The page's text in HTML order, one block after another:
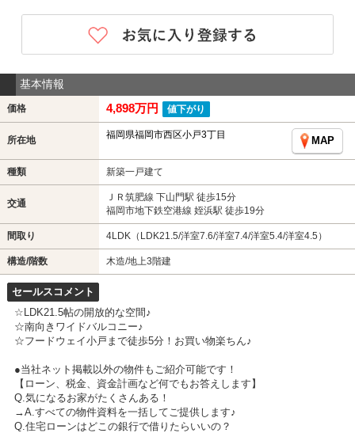
基本情報
価格 4,898万円 値下がり
所在地 福岡県福岡市西区小戸3丁目
MAP
種類 新築一戸建て
交通
ＪＲ筑肥線 下山門駅 徒歩15分
福岡市地下鉄空港線 姪浜駅 徒歩19分
間取り 4LDK（LDK21.5/洋室7.6/洋室7.4/洋室5.4/洋室4.5）
構造/階数 木造/地上3階建
セールスコメント
☆LDK21.5帖の開放的な空間♪
☆南向きワイドバルコニー♪
☆フードウェイ小戸まで徒歩5分！お買い物楽ちん♪
●当社ネット掲載以外の物件もご紹介可能です！
【ローン、税金、資金計画など何でもお答えします】
Q.気になるお家がたくさんある！
→A.すべての物件資料を一括してご提供します♪
Q.住宅ローンはどこの銀行で借りたらいいの？